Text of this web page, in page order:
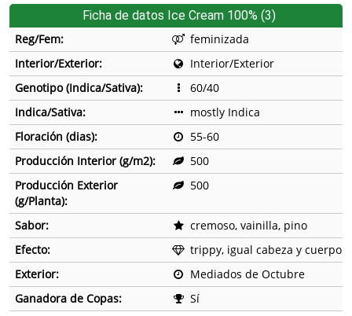
Ficha de datos Ice Cream 100% (3)
Reg/Fem:
feminizada
Interior/Exterior:
Interior/Exterior
Genotipo (Indica/Sativa):
60/40
Indica/Sativa:
mostly Indica
Floración (dias):
55-60
Producción Interior (g/m2):
500
Producción Exterior
(g/Planta):
500
Sabor:
cremoso, vainilla, pino
Efecto:
trippy, igual cabeza y cuerpo
Exterior:
Mediados de Octubre
Ganadora de Copas:
Sí